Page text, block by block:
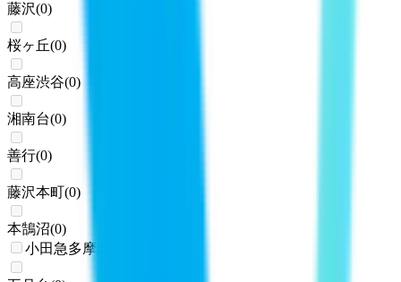
藤沢(0)
桜ヶ丘(0)
高座渋谷(0)
湘南台(0)
善行(0)
藤沢本町(0)
本鵠沼(0)
小田急多摩線